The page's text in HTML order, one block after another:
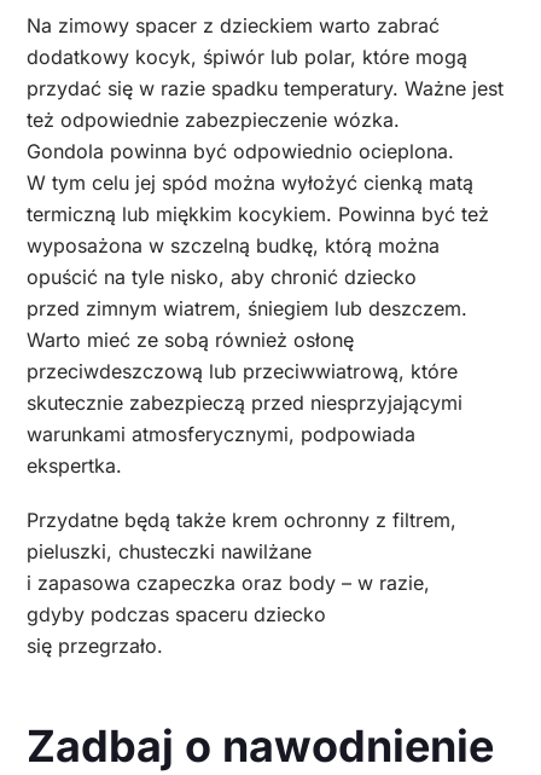
Na zimowy spacer z dzieckiem warto zabrać
dodatkowy kocyk, śpiwór lub polar, które mogą
przydać się w razie spadku temperatury. Ważne jest
też odpowiednie zabezpieczenie wózka.
Gondola powinna być odpowiednio ocieplona.
W tym celu jej spód można wyłożyć cienką matą
termiczną lub miękkim kocykiem. Powinna być też
wyposażona w szczelną budkę, którą można
opuścić na tyle nisko, aby chronić dziecko
przed zimnym wiatrem, śniegiem lub deszczem.
Warto mieć ze sobą również osłonę
przeciwdeszczową lub przeciwwiatrową, które
skutecznie zabezpieczą przed niesprzyjającymi
warunkami atmosferycznymi, podpowiada
ekspertka.
Przydatne będą także krem ochronny z filtrem,
pieluszki, chusteczki nawilżane
i zapasowa czapeczka oraz body – w razie,
gdyby podczas spaceru dziecko
się przegrzało.
Zadbaj o nawodnienie